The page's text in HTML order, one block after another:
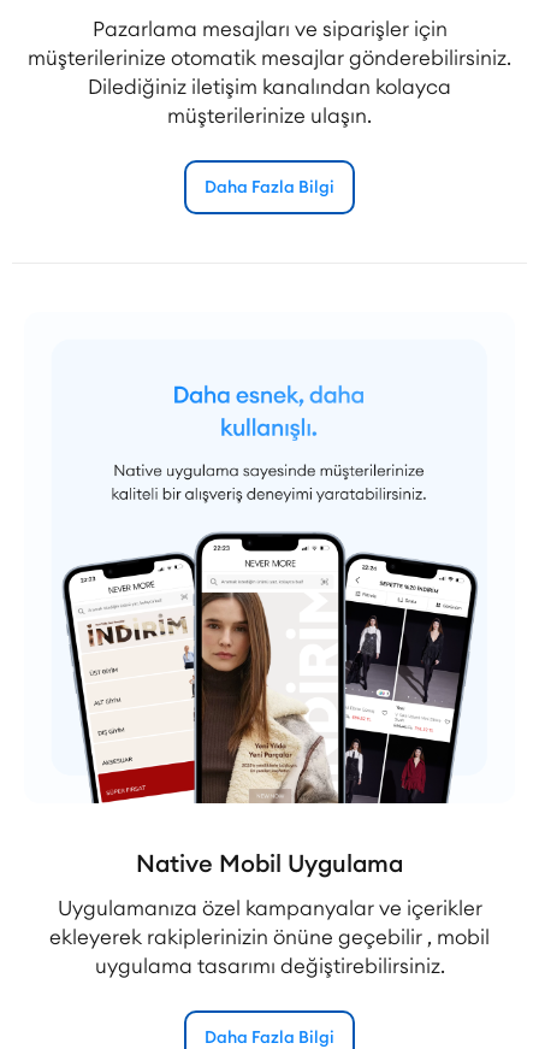
Pazarlama mesajları ve siparişler için
müşterilerinize otomatik mesajlar gönderebilirsiniz.
Dilediğiniz iletişim kanalından kolayca
müşterilerinize ulaşın.
Daha Fazla Bilgi
Native Mobil Uygulama
Uygulamanıza özel kampanyalar ve içerikler
ekleyerek rakiplerinizin önüne geçebilir , mobil
uygulama tasarımı değiştirebilirsiniz.
Daha Fazla Bilgi